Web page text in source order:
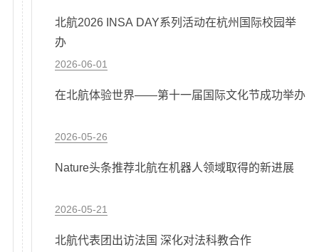
北航2026 INSA DAY系列活动在杭州国际校园举
办
2026-06-01
在北航体验世界——第十一届国际文化节成功举办
2026-05-26
Nature头条推荐北航在机器人领域取得的新进展
2026-05-21
北航代表团出访法国 深化对法科教合作